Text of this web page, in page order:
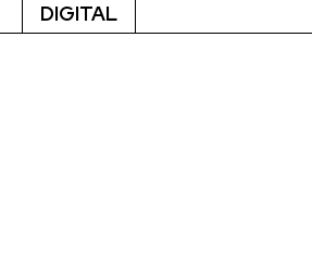
DIGITAL